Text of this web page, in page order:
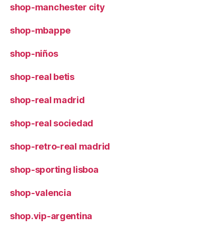
shop-manchester city
shop-mbappe
shop-niños
shop-real betis
shop-real madrid
shop-real sociedad
shop-retro-real madrid
shop-sporting lisboa
shop-valencia
shop.vip-argentina